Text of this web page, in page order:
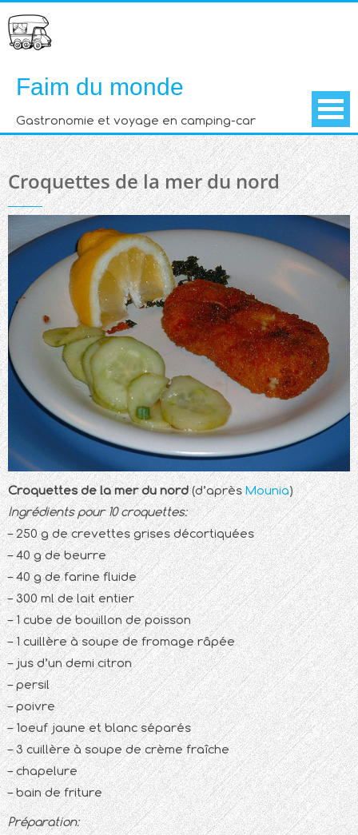
to
content
Faim du monde
Gastronomie et voyage en camping-car
Croquettes de la mer du nord
Croquettes de la mer du nord(d’aprèsMounia)
Ingrédients pour 10 croquettes:
– 250 g de crevettes grises décortiquées
– 40 g de beurre
– 40 g de farine fluide
– 300 ml de lait entier
– 1 cube de bouillon de poisson
– 1 cuillère à soupe de fromage râpée
– jus d’un demi citron
– persil
– poivre
– 1oeuf jaune et blanc séparés
– 3 cuillère à soupe de crème fraîche
– chapelure
– bain de friture
Préparation: